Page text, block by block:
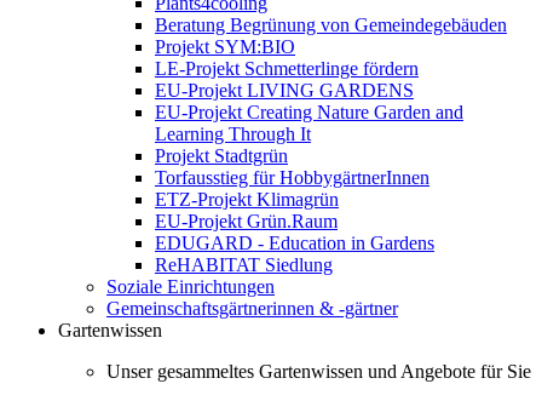
Beratung Begrünung von Gemeindegebäuden
Projekt SYM:BIO
LE-Projekt Schmetterlinge fördern
EU-Projekt LIVING GARDENS
EU-Projekt Creating Nature Garden and
Learning Through It
Projekt Stadtgrün
Torfausstieg für HobbygärtnerInnen
ETZ-Projekt Klimagrün
EU-Projekt Grün.Raum
EDUGARD - Education in Gardens
ReHABITAT Siedlung
Soziale Einrichtungen
Gemeinschaftsgärtnerinnen & -gärtner
Gartenwissen
Unser gesammeltes Gartenwissen und Angebote für Sie